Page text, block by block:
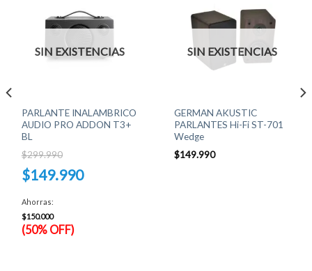
SIN EXISTENCIAS
PARLANTE INALAMBRICO
AUDIO PRO ADDON T3+
BL
$299.990
El
precio
original
$299.990.
$149.990
precio
actual
es:
$149.990.
Ahorras:
$150.000
(50% OFF)
SIN EXISTENCIAS
GERMAN AKUSTIC
PARLANTES Hi-Fi ST-701
Wedge
$149.990